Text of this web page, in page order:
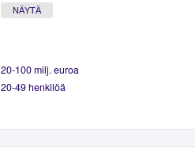
NÄYTÄ
20-100 milj. euroa
20-49 henkilöä